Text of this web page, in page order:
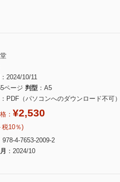
2024/10/11
ページ 判型
A5
PDF（パソコンへのダウンロード不可）
： ¥2,530
税10％)
978-4-7653-2009-2
2024/10